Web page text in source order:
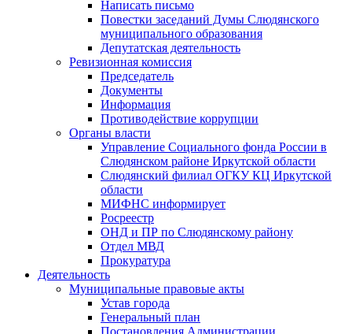
Написать письмо
Повестки заседаний Думы Слюдянского
муниципального образования
Депутатская деятельность
Ревизионная комиссия
Председатель
Документы
Информация
Противодействие коррупции
Органы власти
Управление Социального фонда России в
Слюдянском районе Иркутской области
Слюдянский филиал ОГКУ КЦ Иркутской
области
МИФНС информирует
Росреестр
ОНД и ПР по Слюдянскому району
Отдел МВД
Прокуратура
Деятельность
Муниципальные правовые акты
Устав города
Генеральный план